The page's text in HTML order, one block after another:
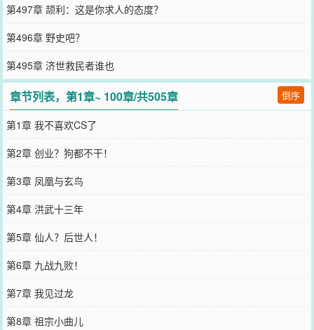
第497章 颉利：这是你求人的态度？
第496章 野史吧？
第495章 济世救民者谁也
章节列表，第1章~ 100章/共505章 倒序
第1章 我不喜欢CS了
第2章 创业？狗都不干！
第3章 凤凰与玄鸟
第4章 洪武十三年
第5章 仙人？后世人！
第6章 九战九败！
第7章 我见过龙
第8章 祖宗小曲儿